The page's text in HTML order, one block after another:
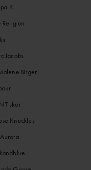
K
Religion
Jacobs
Birger
skor
Knuckles